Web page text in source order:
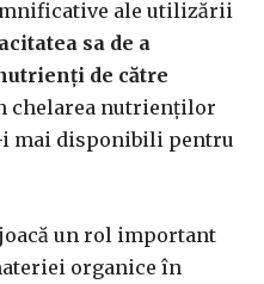
ale utilizării
sa de a
de către
chelarea nutrienților
mai disponibili pentru
un rol important
organice în